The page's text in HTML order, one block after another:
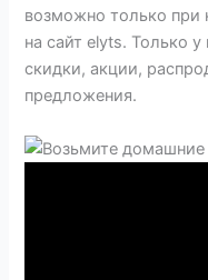
возможно только при
на сайт elyts. Только
скидки, акции,
предложения.